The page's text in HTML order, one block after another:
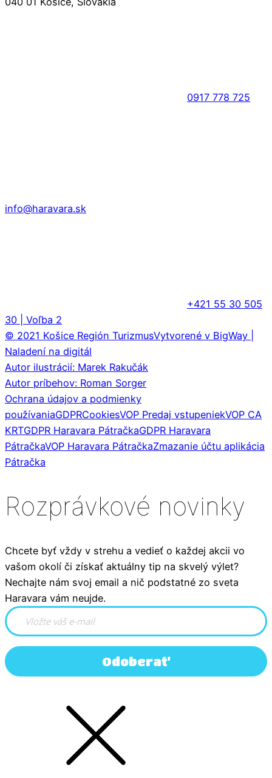
0917 778 725
info@haravara.sk
+421 55 30 505
30 | Voľba 2
© 2021 Košice Región TurizmusVytvorené v BigWay |
Naladení na digitál
Autor ilustrácií: Marek Rakučák
Autor príbehov: Roman Sorger
Ochrana údajov a podmienky
používaniaGDPRCookiesVOP Predaj vstupeniekVOP CA
KRTGDPR Haravara PátračkaGDPR Haravara
PátračkaVOP Haravara PátračkaZmazanie účtu aplikácia
Pátračka
Rozprávkové novinky
Chcete byť vždy v strehu a vedieť o každej akcii vo
vašom okolí či získať aktuálny tip na skvelý výlet?
Nechajte nám svoj email a nič podstatné zo sveta
Haravara vám neujde.
Odoberať